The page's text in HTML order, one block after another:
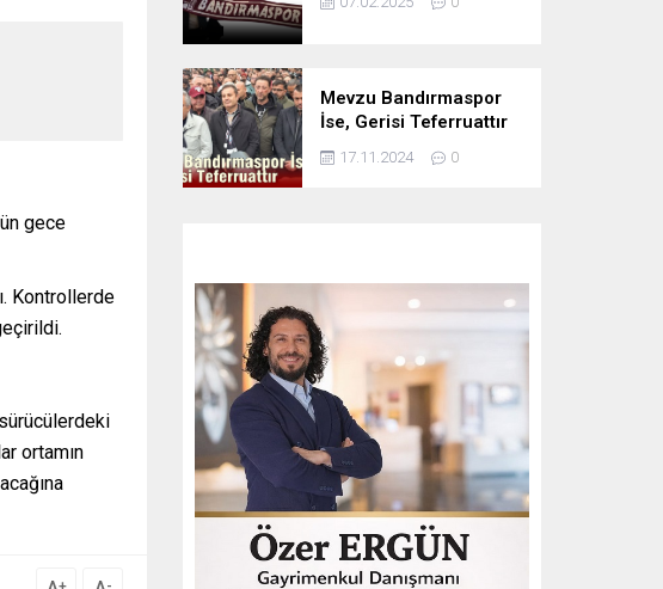
gece
Kontrollerde
ortamın
Mevzu Bandırmaspor
İse, Gerisi Teferruattır
17.11.2024 0